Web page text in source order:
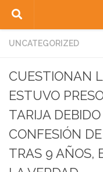
Saltar al contenido
UNCATEGORIZED
CUESTIONAN
ESTUVO
TARIJA
CONFESIÓN
TRAS 9 AÑOS,